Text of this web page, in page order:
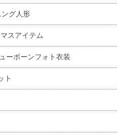
グ人形
スアイテム
ーボーンフォト衣装
ト